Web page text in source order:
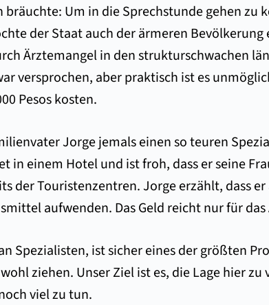
Um in die Sprechstunde gehen zu
der Staat auch der ärmeren
Ärztemangel in den strukturschwachen
versprochen, aber praktisch ist es
Pesos kosten.
Jorge jemals einen so teuren
in einem Hotel und ist froh, dass er seine
der Touristenzentren. Jorge erzählt, dass
aufwenden. Das Geld reicht nur für
Spezialisten, ist sicher eines der größten
ziehen. Unser Ziel ist es, die Lage hier
viel zu tun.